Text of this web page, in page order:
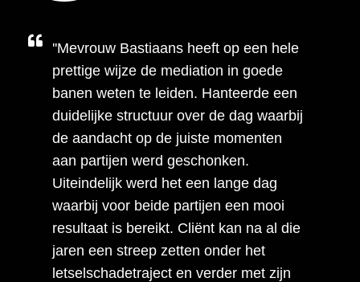
''Mevrouw Bastiaans heeft op een hele
prettige wijze de mediation in goede
banen weten te leiden. Hanteerde een
duidelijke structuur over de dag waarbij
de aandacht op de juiste momenten
aan partijen werd geschonken.
Uiteindelijk werd het een lange dag
waarbij voor beide partijen een mooi
resultaat is bereikt. Cliënt kan na al die
jaren een streep zetten onder het
letselschadetraject en verder met zijn